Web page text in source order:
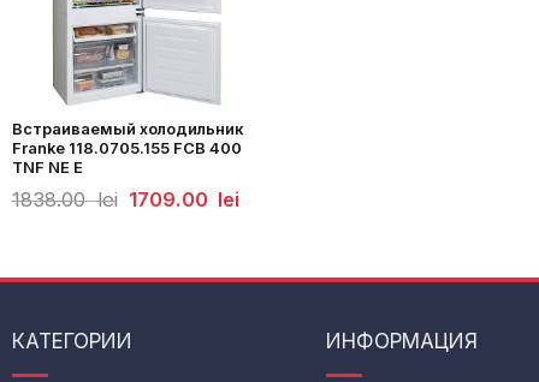
Встраиваемый холодильник
Franke 118.0705.155 FCB 400
TNF NE E
1838.00lei Первоначальная
цена
1709.00 leiТекущая
цена:
КАТЕГОРИИ ИНФОРМАЦИЯ